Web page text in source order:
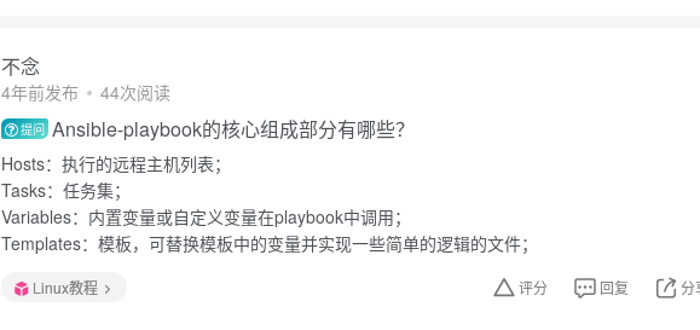
不念
4年前发布 44次阅读
提问 Ansible-playbook的核心组成部分有哪些？
Hosts：执行的远程主机列表；
Tasks：任务集；
Variables：内置变量或自定义变量在playbook中调用；
Templates：模板，可替换模板中的变量并实现一些简单的逻辑的文件；
Linux教程 评分 回复 分